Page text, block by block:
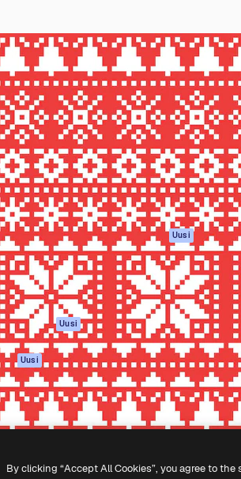
toimiva
toimiva
toimiva
ja
Uusi
Uusi
Magnific-
Aloita
Academy
Dokumentaatio
Tuki
Käyttöehdot
Tietosuojakäytäntö
Alkuperäiset Uusi
Evästepolitiikka
Luottamuskeskus
Kumppanit
Yrityksille
By clicking “Accept All Cookies”, you agree to